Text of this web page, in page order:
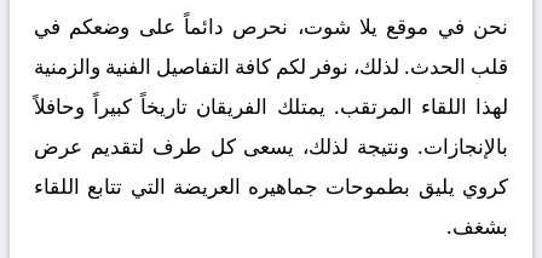
نحن في موقع يلا شوت، نحرص دائماً على وضعكم في
قلب الحدث. لذلك، نوفر لكم كافة التفاصيل الفنية والزمنية
لهذا اللقاء المرتقب. يمتلك الفريقان تاريخاً كبيراً وحافلاً
بالإنجازات. ونتيجة لذلك، يسعى كل طرف لتقديم عرض
كروي يليق بطموحات جماهيره العريضة التي تتابع اللقاء
بشغف.